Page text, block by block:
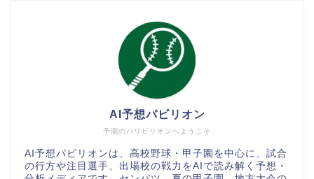
予測のパリビリオンへようこそ
AI予想パビリオン
AI予想パビリオンは、高校野球・甲子園を中心に、試合
の行方や注目選手、出場校の戦力をAIで読み解く予想・